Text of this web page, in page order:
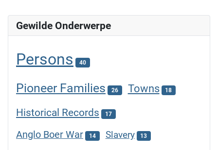
Gewilde Onderwerpe
Persons 40
Pioneer Families 26 Towns 18
Historical Records 17
Anglo Boer War 14 Slavery 13